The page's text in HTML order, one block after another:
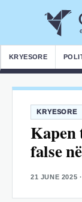
KRYESORE
KRYESORE
Kapen
false
21 JUNE 2025